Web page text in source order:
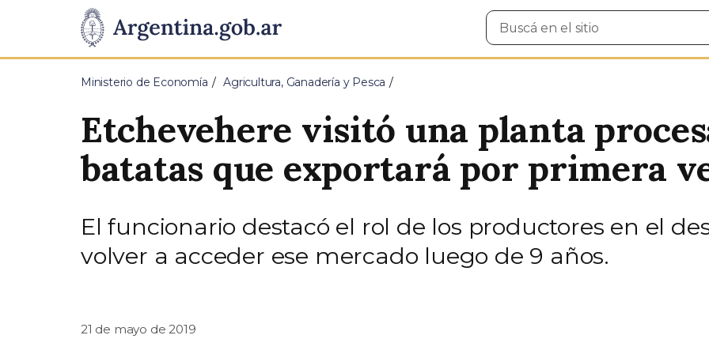
Presidencia
de
Pasar al contenido principal
Buscar
en
Ministerio de Economía Agricultura, Ganadería y Pesca
Etchevehere visitó una planta
batatas que exportará por primera
El funcionario destacó el rol de los productores en el
volver a acceder ese mercado luego de 9 años.
21 de mayo de 2019